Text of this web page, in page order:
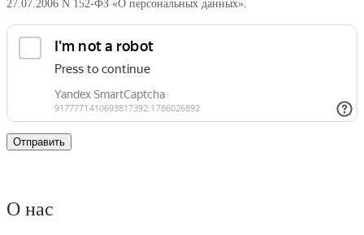
27.07.2006 N 152-ФЗ «О персональных данных».
О нас